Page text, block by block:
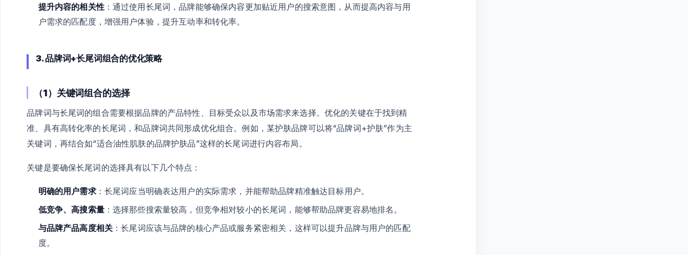
提升内容的相关性：通过使用长尾词，品牌能够确保内容更加贴近用户的搜索意图，从而提高内容与用
户需求的匹配度，增强用户体验，提升互动率和转化率。
3. 品牌词+长尾词组合的优化策略
（1）关键词组合的选择
品牌词与长尾词的组合需要根据品牌的产品特性、目标受众以及市场需求来选择。优化的关键在于找到精
准、具有高转化率的长尾词，和品牌词共同形成优化组合。例如，某护肤品牌可以将“品牌词+护肤”作为主
关键词，再结合如“适合油性肌肤的品牌护肤品”这样的长尾词进行内容布局。
关键是要确保长尾词的选择具有以下几个特点：
明确的用户需求：长尾词应当明确表达用户的实际需求，并能帮助品牌精准触达目标用户。
低竞争、高搜索量：选择那些搜索量较高，但竞争相对较小的长尾词，能够帮助品牌更容易地排名。
与品牌产品高度相关 ：长尾词应该与品牌的核心产品或服务紧密相关，这样可以提升品牌与用户的匹配
度。